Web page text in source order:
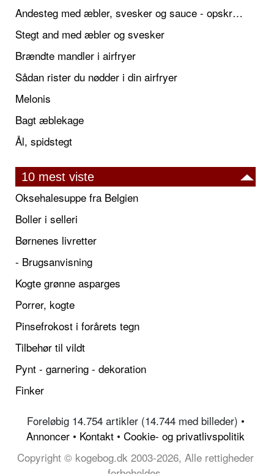
Andesteg med æbler, svesker og sauce - opskrift også til jul
Stegt and med æbler og svesker
Brændte mandler i airfryer
Sådan rister du nødder i din airfryer
Melonis
Bagt æblekage
Ål, spidstegt
10 mest viste
Oksehalesuppe fra Belgien
Boller i selleri
Børnenes livretter
- Brugsanvisning
Kogte grønne asparges
Porrer, kogte
Pinsefrokost i forårets tegn
Tilbehør til vildt
Pynt - garnering - dekoration
Finker
Foreløbig 14.754 artikler (14.744 med billeder) •
Annoncer • Kontakt • Cookie- og privatlivspolitik
Copyright © kogebog.dk 2003-2026, Alle rettigheder